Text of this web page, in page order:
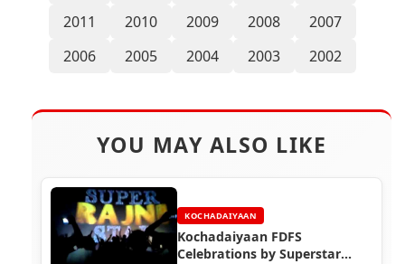
2011
2010 2009 2008
2007
2006
2005 2004 2003 2002
YOU MAY ALSO LIKE
KOCHADAIYAAN
Kochadaiyaan FDFS
Celebrations by Superstar